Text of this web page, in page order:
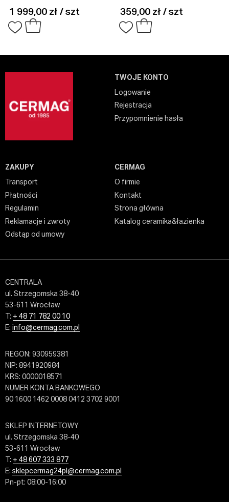
1 999,00 zł / szt 359,00 zł / szt
TWOJE KONTO
Logowanie
Rejestracja
Przypomnienie hasła
ZAKUPY
Transport
Płatności
Regulamin
Reklamacje i zwroty
Odstąp od umowy
CERMAG
O firmie
Kontakt
Strona główna
Katalog ceramika&łazienka
CENTRALA
ul. Strzegomska 38-40
53-611 Wrocław
T: + 48 71 782 00 10
E: info@cermag.com.pl
REGON: 930959381
NIP: 8941920984
KRS: 0000018571
NUMER KONTA BANKOWEGO
90 1600 1462 0008 0412 3702 9001
SKLEP INTERNETOWY
ul. Strzegomska 38-40
53-611 Wrocław
T: + 48 607 333 877
E: sklepcermag24pl@cermag.com.pl
Pn-pt: 08:00-16:00